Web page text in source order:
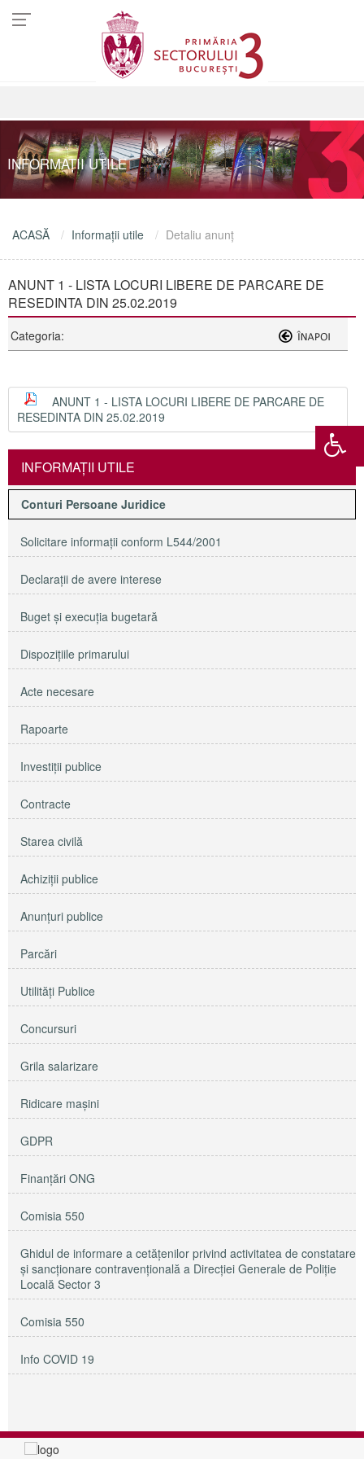
INFORMAŢII UTILE
ACASĂ Informaţii utile Detaliu anunţ
ANUNT 1 - LISTA LOCURI LIBERE DE PARCARE DE
RESEDINTA DIN 25.02.2019
Categoria:
ANUNT 1 - LISTA LOCURI LIBERE DE PARCARE DE
RESEDINTA DIN 25.02.2019
INFORMAŢII UTILE
Conturi Persoane Juridice
Solicitare informaţii conform L544/2001
Declaraţii de avere interese
Buget şi execuţia bugetară
Dispoziţiile primarului
Acte necesare
Rapoarte
Investiţii publice
Contracte
Starea civilă
Achiziţii publice
Anunţuri publice
Parcări
Utilităţi Publice
Concursuri
Grila salarizare
Ridicare maşini
GDPR
Finanțări ONG
Comisia 550
Ghidul de informare a cetățenilor privind activitatea de constatare
și sancționare contravențională a Direcției Generale de Poliție
Locală Sector 3
Comisia 550
Info COVID 19